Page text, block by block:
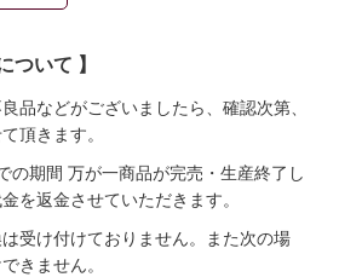
ついて 】
品などがございましたら、確認次第、
頂きます。
の期間 万が一商品が完売・生産終了し
を返金させていただきます。
受け付けておりません。また次の場
きません。